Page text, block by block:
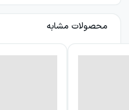
محصولات مشابه